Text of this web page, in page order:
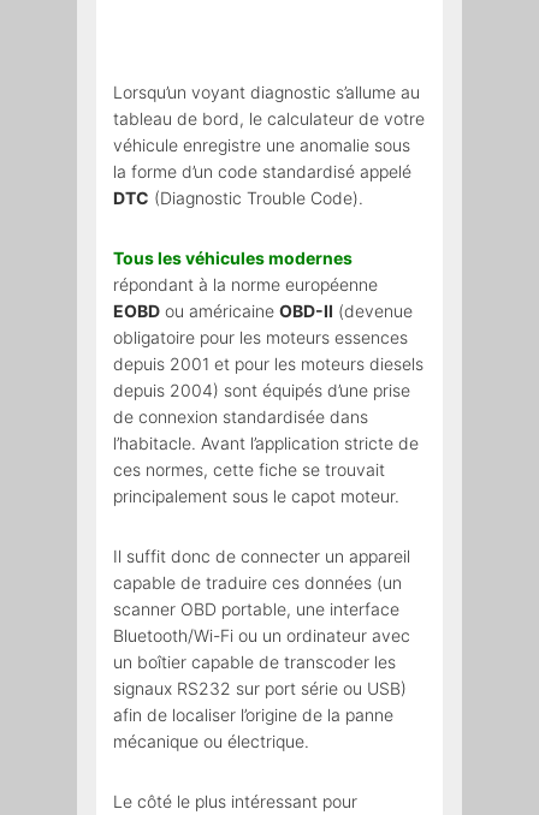
Lorsqu’un voyant diagnostic s’allume au
tableau de bord, le calculateur de votre
véhicule enregistre une anomalie sous
la forme d’un code standardisé appelé
DTC (Diagnostic Trouble Code).
Tous les véhicules modernes
répondant à la norme européenne
EOBD ou américaineOBD-II (devenue
obligatoire pour les moteurs essences
depuis 2001 et pour les moteurs diesels
depuis 2004) sont équipés d’une prise
de connexion standardisée dans
l’habitacle. Avant l’application stricte de
ces normes, cette fiche se trouvait
principalement sous le capot moteur.
Il suffit donc de connecter un appareil
capable de traduire ces données (un
scanner OBD portable, une interface
Bluetooth/Wi-Fi ou un ordinateur avec
un boîtier capable de transcoder les
signaux RS232 sur port série ou USB)
afin de localiser l’origine de la panne
mécanique ou électrique.
Le côté le plus intéressant pour